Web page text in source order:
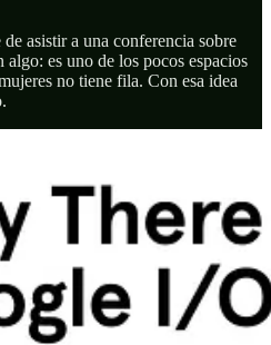
asistir a una conferencia sobre
es uno de los pocos espacios
no tiene fila. Con esa idea